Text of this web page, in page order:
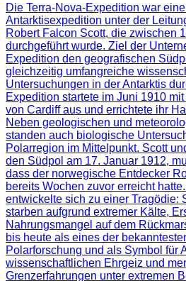
Die Terra-Nova-Expedition war
Antarktisexpedition unter der
Robert Falcon Scott, die zwischen
durchgeführt wurde. Ziel der
Expedition den geografischen
gleichzeitig umfangreiche
Untersuchungen in der Antarktis
Expedition startete im Juni 1910 mit
von Cardiff aus und errichtete ihr
Neben geologischen und
standen auch biologische
Polarregion im Mittelpunkt. Scott
den Südpol am 17. Januar 1912,
dass der norwegische Entdecker
bereits Wochen zuvor erreicht
entwickelte sich zu einer Tragödie:
starben aufgrund extremer Kälte,
Nahrungsmangel auf dem
bis heute als eines der
Polarforschung und als Symbol für
wissenschaftlichen Ehrgeiz und
Grenzerfahrungen unter extremen